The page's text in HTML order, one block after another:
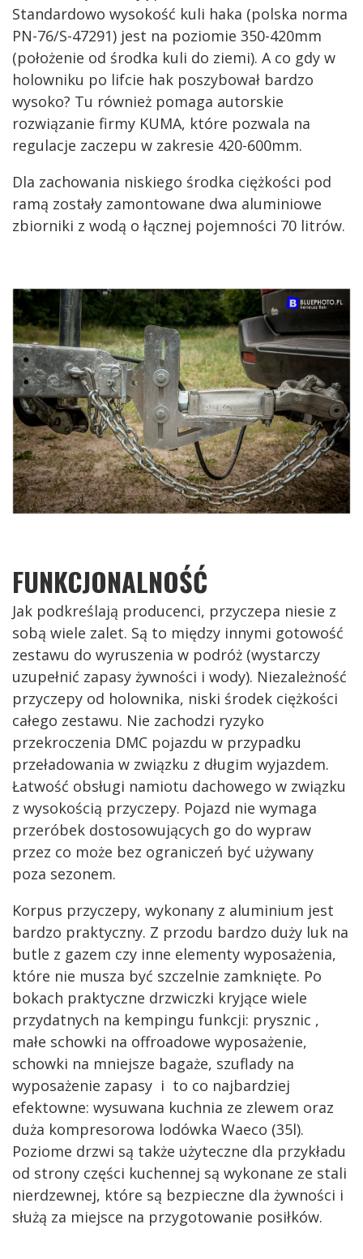
Standardowo wysokość kuli haka (polska norma
PN-76/S-47291) jest na poziomie 350-420mm
(położenie od środka kuli do ziemi). A co gdy w
holowniku po lifcie hak poszybował bardzo
wysoko? Tu również pomaga autorskie
rozwiązanie firmy KUMA, które pozwala na
regulacje zaczepu w zakresie 420-600mm.
Dla zachowania niskiego środka ciężkości pod
ramą zostały zamontowane dwa aluminiowe
zbiorniki z wodą o łącznej pojemności 70 litrów.
FUNKCJONALNOŚĆ
Jak podkreślają producenci, przyczepa niesie z
sobą wiele zalet. Są to między innymi gotowość
zestawu do wyruszenia w podróż (wystarczy
uzupełnić zapasy żywności i wody). Niezależność
przyczepy od holownika, niski środek ciężkości
całego zestawu. Nie zachodzi ryzyko
przekroczenia DMC pojazdu w przypadku
przeładowania w związku z długim wyjazdem.
Łatwość obsługi namiotu dachowego w związku
z wysokością przyczepy. Pojazd nie wymaga
przeróbek dostosowujących go do wypraw
przez co może bez ograniczeń być używany
poza sezonem.
Korpus przyczepy, wykonany z aluminium jest
bardzo praktyczny. Z przodu bardzo duży luk na
butle z gazem czy inne elementy wyposażenia,
które nie musza być szczelnie zamknięte. Po
bokach praktyczne drzwiczki kryjące wiele
przydatnych na kempingu funkcji: prysznic ,
małe schowki na offroadowe wyposażenie,
schowki na mniejsze bagaże, szuflady na
wyposażenie zapasy i to co najbardziej
efektowne: wysuwana kuchnia ze zlewem oraz
duża kompresorowa lodówka Waeco (35l).
Poziome drzwi są także użyteczne dla przykładu
od strony części kuchennej są wykonane ze stali
nierdzewnej, które są bezpieczne dla żywności i
służą za miejsce na przygotowanie posiłków.